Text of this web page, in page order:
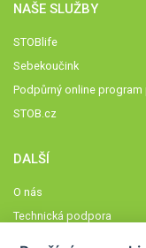
NAŠE SLUŽBY
STOBlife
Sebekoučink
Podpůrný online
STOB.cz
DALŠÍ
O nás
Technická podpora